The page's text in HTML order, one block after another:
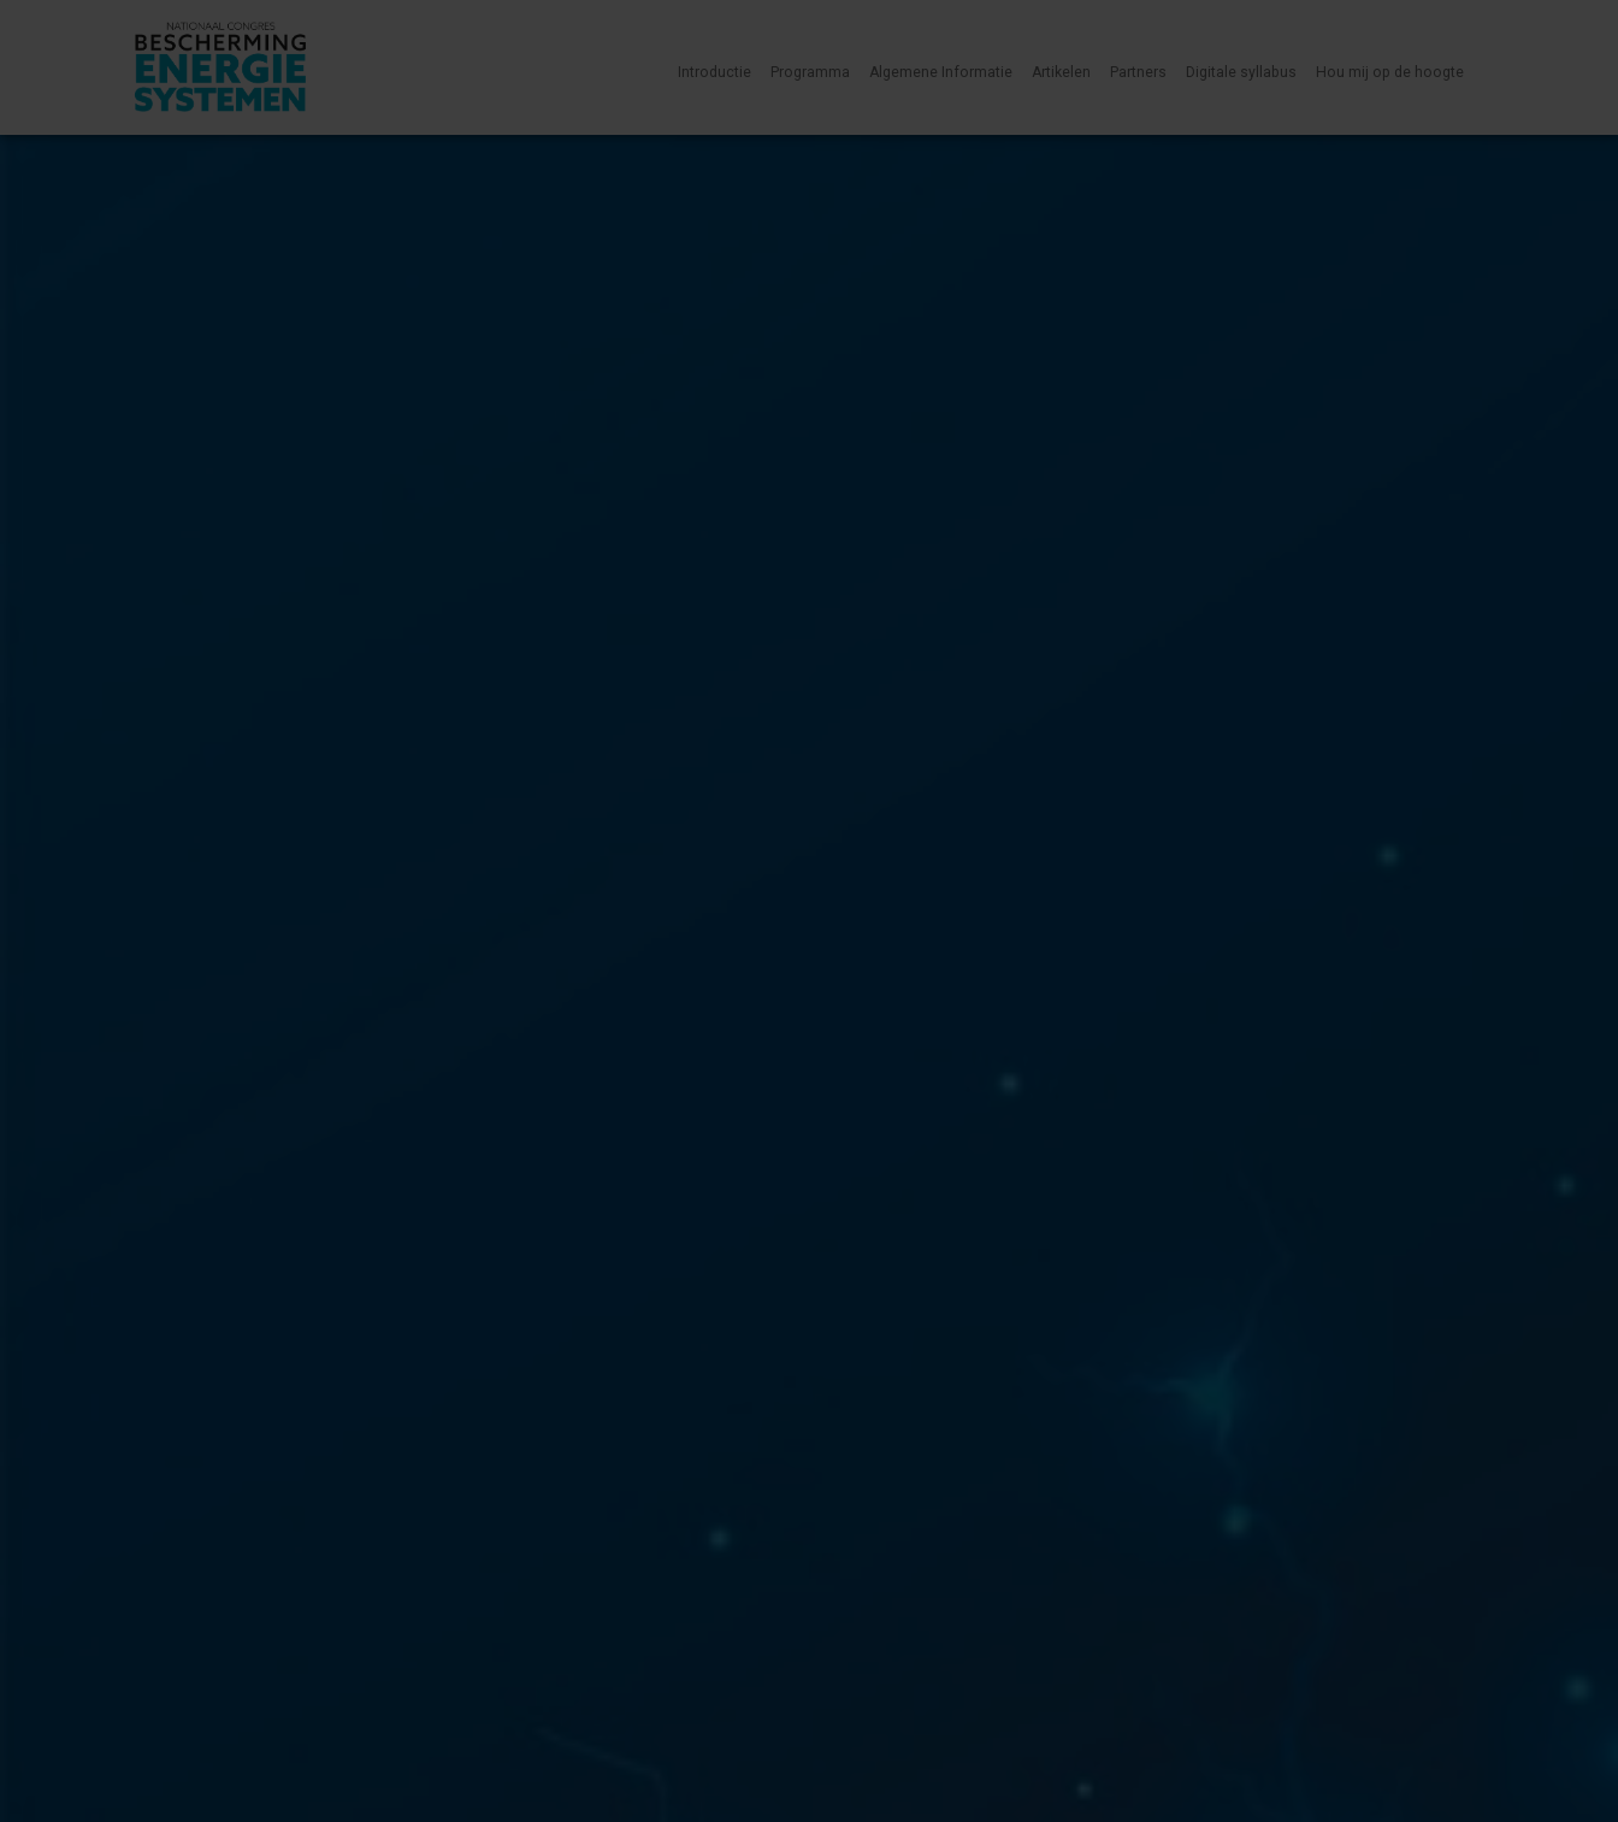
Introductie Programma Algemene Informatie Artikelen Partners Digitale syllabus Hou mij op de hoogte